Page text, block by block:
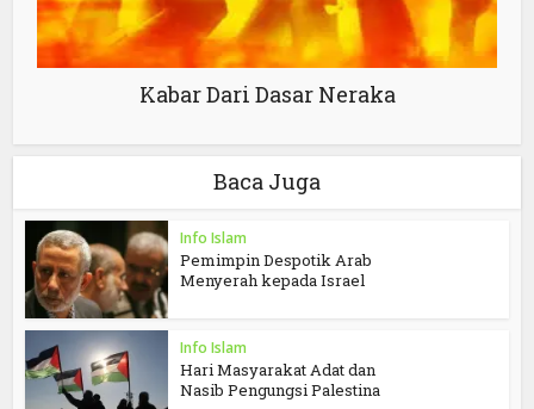
Kabar Dari Dasar Neraka
Baca Juga
Info Islam
Pemimpin Despotik Arab
Menyerah kepada Israel
Info Islam
Hari Masyarakat Adat dan
Nasib Pengungsi Palestina